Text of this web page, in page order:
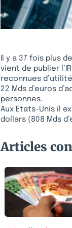
Il y a 37 fois plus
vient de publier
reconnues
22 Mds d’euros
personnes.
Aux Etats-Unis il
dollars (808 Mds
Articles